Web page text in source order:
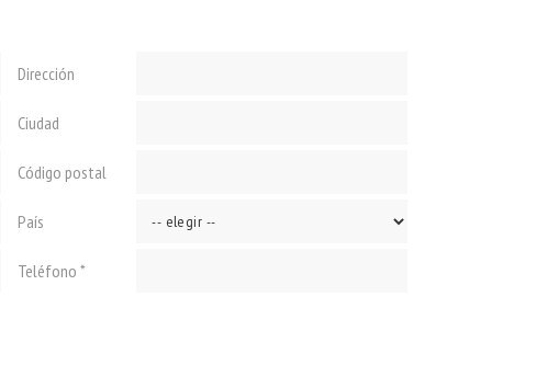
Dirección
Ciudad
Código postal
País
Teléfono *